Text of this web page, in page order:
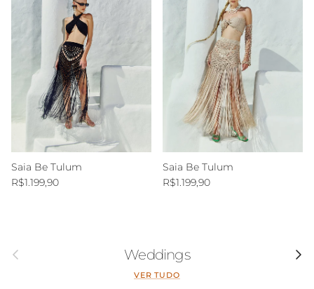
Saia Be Tulum
Preço normal
R$1.199,90
Saia Be Tulum
Preço normal
R$1.199,90
Anterior Weddings
VER TUDO